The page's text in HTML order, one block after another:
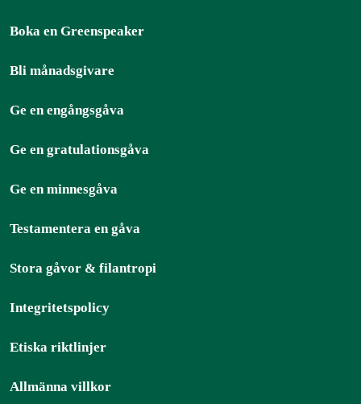
Boka en Greenspeaker
Bli månadsgivare
Ge en engångsgåva
Ge en gratulationsgåva
Ge en minnesgåva
Testamentera en gåva
Stora gåvor & filantropi
Integritetspolicy
Etiska riktlinjer
Allmänna villkor